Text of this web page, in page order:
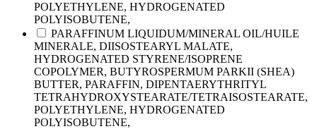
POLYETHYLENE, HYDROGENATED
POLYISOBUTENE,
PARAFFINUM LIQUIDUM/MINERAL OIL/HUILE
MINERALE, DIISOSTEARYL MALATE,
HYDROGENATED STYRENE/ISOPRENE
COPOLYMER, BUTYROSPERMUM PARKII (SHEA)
BUTTER, PARAFFIN, DIPENTAERYTHRITYL
TETRAHYDROXYSTEARATE/TETRAISOSTEARATE,
POLYETHYLENE, HYDROGENATED
POLYISOBUTENE,